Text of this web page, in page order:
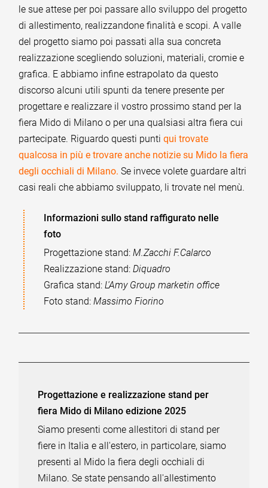
le sue attese per poi passare allo sviluppo del progetto
di allestimento, realizzandone finalità e scopi. A valle
del progetto siamo poi passati alla sua concreta
realizzazione scegliendo soluzioni, materiali, cromie e
grafica. E abbiamo infine estrapolato da questo
discorso alcuni utili spunti da tenere presente per
progettare e realizzare il vostro prossimo stand per la
fiera Mido di Milano o per una qualsiasi altra fiera cui
partecipate. Riguardo questi puntiqui trovate
qualcosa in più e trovare anche notizie su Mido la fiera
degli occhiali di Milano. Se invece volete guardare altri
casi reali che abbiamo sviluppato, li trovate nel menù.
Informazioni sullo stand raffigurato nelle
foto
Progettazione stand:M.Zacchi F.Calarco
Realizzazione stand:Diquadro
Grafica stand:L'Amy Group marketin office
Foto stand:Massimo Fiorino
Progettazione e realizzazione stand per
fiera Mido di Milano edizione 2025
Siamo presenti come allestitori di stand per
fiere in Italia e all'estero, in particolare, siamo
presenti al Mido la fiera degli occhiali di
Milano. Se state pensando all'allestimento